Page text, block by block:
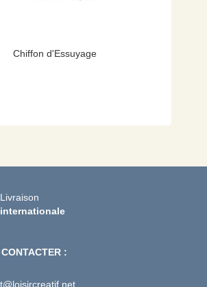
Chiffon d'Essuyage
Livraison
internationale
: